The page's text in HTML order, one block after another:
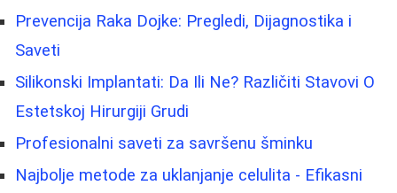
Prevencija Raka Dojke: Pregledi, Dijagnostika i
Saveti
Silikonski Implantati: Da Ili Ne? Različiti Stavovi O
Estetskoj Hirurgiji Grudi
Profesionalni saveti za savršenu šminku
Najbolje metode za uklanjanje celulita - Efikasni